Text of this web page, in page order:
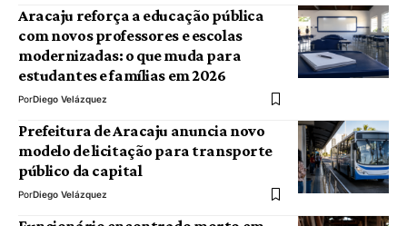
Aracaju reforça a educação pública
com novos professores e escolas
modernizadas: o que muda para
estudantes e famílias em 2026
PorDiego Velázquez
Prefeitura de Aracaju anuncia novo
modelo de licitação para transporte
público da capital
PorDiego Velázquez